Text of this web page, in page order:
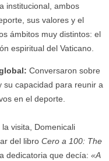
institucional, ambos
sus valores y el
ámbitos muy distintos: el
espiritual del Vaticano.
Conversaron sobre
su capacidad para reunir a
en el deporte.
la visita, Domenicali
del libro Cero a 100: The
dedicatoria que decía: «A